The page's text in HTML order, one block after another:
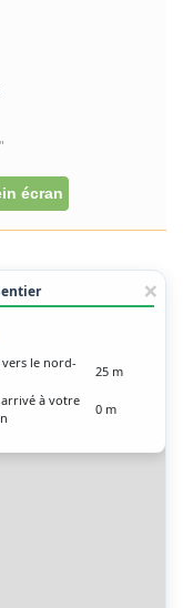
écran
le nord-
25 m
arrivé à votre
0 m